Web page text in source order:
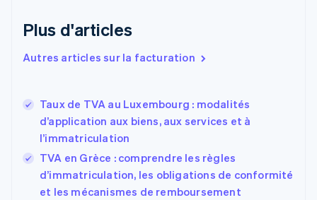
Plus d'articles
Autres articles sur la facturation
Taux de TVA au Luxembourg : modalités
d’application aux biens, aux services et à
l’immatriculation
TVA en Grèce : comprendre les règles
d’immatriculation, les obligations de conformité
et les mécanismes de remboursement
Danemark
English
Émirats arabes unis
EspañolEnglish
Estonie
English
États-Unis
EnglishEspañol简体中文
Finlande
English Svenska